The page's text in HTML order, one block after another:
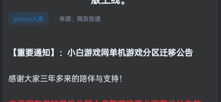
steam入库 来源： 网友投递
【重要通知】：小白游戏网单机游戏分区迁移公告
感谢大家三年多来的陪伴与支持！